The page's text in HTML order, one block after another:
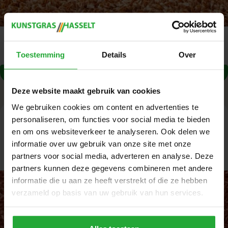
Toestemming Details Over
Deze website maakt gebruik van cookies
We gebruiken cookies om content en advertenties te
personaliseren, om functies voor social media te bieden
en om ons websiteverkeer te analyseren. Ook delen we
informatie over uw gebruik van onze site met onze
partners voor social media, adverteren en analyse. Deze
partners kunnen deze gegevens combineren met andere
informatie die u aan ze heeft verstrekt of die ze hebben
verzameld op basis van uw gebruik van hun services.
Kunstgras Multiplay Terra
€39,95Oorspronkelijke
prijs
was:
€39,95.
€31,95Huidige
prijs
is:
€31,95.
/ m²